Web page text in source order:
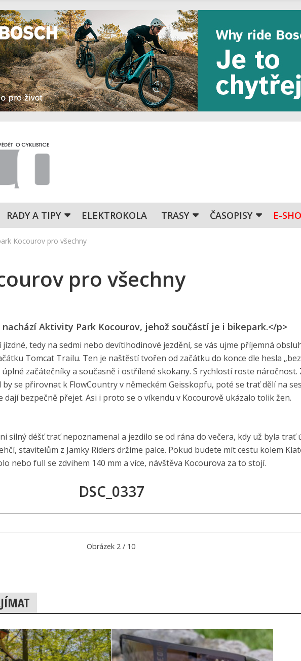
RADY A TIPY ELEKTROKOLA TRASY ČASOPISY E-
Kocourov pro všechny
pro všechny
Aktivity Park Kocourov, jehož součástí je i bikepark.</p>
jízdné, tedy na sedmi nebo devítihodinové jezdění, se vás ujme příjemná
Tomcat Trailu. Ten je naštěstí tvořen od začátku do konce dle hesla
začátečníky a současně i ostřílené skokany. S rychlostí roste náročnost.
se přirovnat k FlowCountry v německém Geisskopfu, poté se trať dělí na
dají bezpečně přejet. Asi i proto se o víkendu v Kocourově ukázalo tolik žen.
silný déšť trať nepoznamenal a jezdilo se od rána do večera, kdy už byla trať
stavitelům z Jamky Riders držíme palce. Pokud budete mít cestu kolem
nebo full se zdvihem 140 mm a více, návštěva Kocourova za to stojí.
DSC_0337